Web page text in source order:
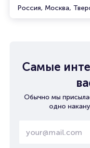
Россия, Москва,
Самые
Обычно мы
одно